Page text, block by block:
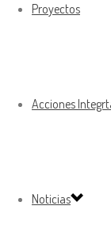
Proyectos
Acciones
Noticias